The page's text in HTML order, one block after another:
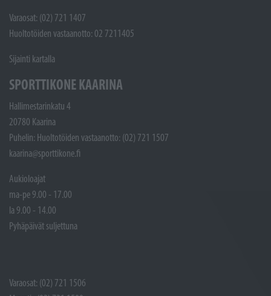
Varaosat: (02) 721 1407
Huoltotöiden vastaanotto: 02 7211405
Sijainti kartalla
SPORTTIKONE KAARINA
Hallimestarinkatu 4
20780 Kaarina
Puhelin: Huoltotöiden vastaanotto: (02) 721 1507
kaarina@sporttikone.fi
Aukioloajat
ma-pe 9.00 - 17.00
la 9.00 - 14.00
Pyhäpäivät suljettuna
Varaosat: (02) 721 1506